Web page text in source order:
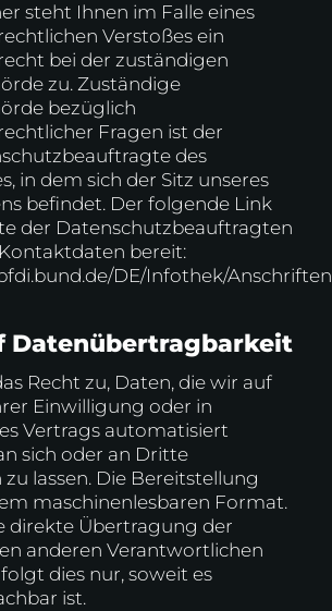
steht Ihnen im Falle eines
Verstoßes ein
bei der zuständigen
zu. Zuständige
bezüglich
Fragen ist der
des
in dem sich der Sitz unseres
befindet. Der folgende Link
der Datenschutzbeauftragten
bereit:
DE/Infothek/
Datenübertragbarkeit
Recht zu, Daten, die wir auf
Einwilligung oder in
Vertrags automatisiert
sich oder an Dritte
lassen. Die Bereitstellung
maschinenlesbaren Format.
direkte Übertragung der
anderen Verantwortlichen
dies nur, soweit es
ist.